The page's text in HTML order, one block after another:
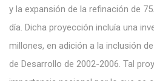
y la expansión de la refinación de
día. Dicha proyección incluía una
millones, en adición a la inclusión
de Desarrollo de 2002-2006. Tal